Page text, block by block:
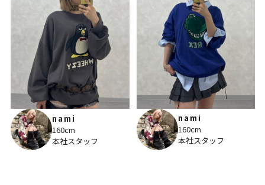
nami
160cm
本社スタッフ
nami
160cm
本社スタッフ